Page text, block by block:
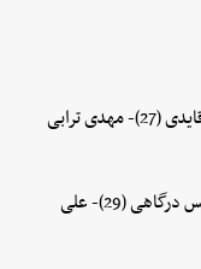
علیرضا جهانبخش (32)- محمد محبی (27)- مهدی قایدی (27)- مهدی ترابی
مهدی طارمی (33)- امیرحسین حسین‌زاده (25)- دنیس درگاهی (29)- علی